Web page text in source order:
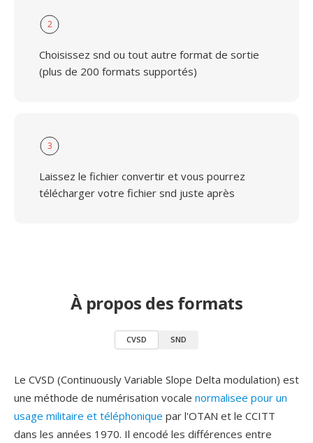
2
Choisissez snd ou tout autre format de sortie
(plus de 200 formats supportés)
3
Laissez le fichier convertir et vous pourrez
télécharger votre fichier snd juste après
À propos des formats
CVSD SND
Le CVSD (Continuously Variable Slope Delta modulation) est
une méthode de numérisation vocale normalisee pour un
usage militaire et téléphonique par l'OTAN et le CCITT
dans les années 1970. Il encodé les différences entre